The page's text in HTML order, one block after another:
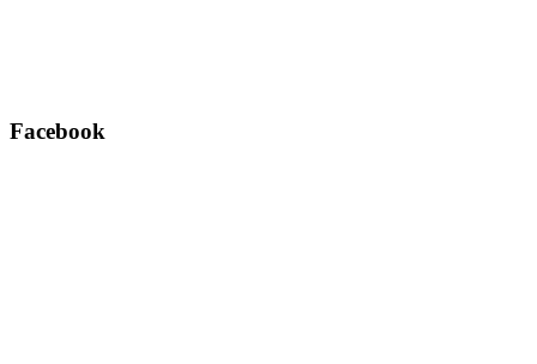
Facebook